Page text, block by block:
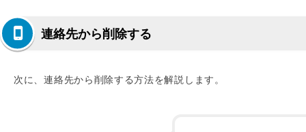
連絡先から削除する
次に、連絡先から削除する方法を解説します。